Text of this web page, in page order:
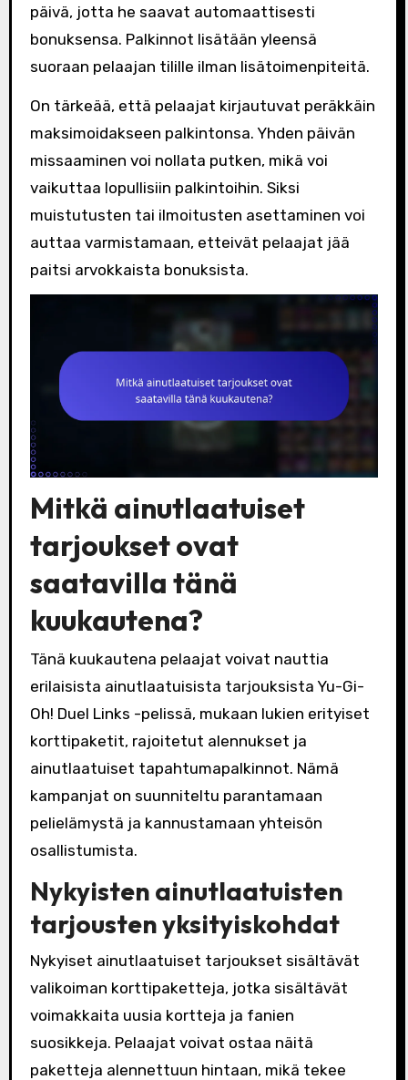
päivä, jotta he saavat automaattisesti
bonuksensa. Palkinnot lisätään yleensä
suoraan pelaajan tilille ilman lisätoimenpiteitä.
On tärkeää, että pelaajat kirjautuvat peräkkäin
maksimoidakseen palkintonsa. Yhden päivän
missaaminen voi nollata putken, mikä voi
vaikuttaa lopullisiin palkintoihin. Siksi
muistutusten tai ilmoitusten asettaminen voi
auttaa varmistamaan, etteivät pelaajat jää
paitsi arvokkaista bonuksista.
Mitkä ainutlaatuiset
tarjoukset ovat
saatavilla tänä
kuukautena?
Tänä kuukautena pelaajat voivat nauttia
erilaisista ainutlaatuisista tarjouksista Yu-Gi-
Oh! Duel Links -pelissä, mukaan lukien erityiset
korttipaketit, rajoitetut alennukset ja
ainutlaatuiset tapahtumapalkinnot. Nämä
kampanjat on suunniteltu parantamaan
pelielämystä ja kannustamaan yhteisön
osallistumista.
Nykyisten ainutlaatuisten
tarjousten yksityiskohdat
Nykyiset ainutlaatuiset tarjoukset sisältävät
valikoiman korttipaketteja, jotka sisältävät
voimakkaita uusia kortteja ja fanien
suosikkeja. Pelaajat voivat ostaa näitä
paketteja alennettuun hintaan, mikä tekee